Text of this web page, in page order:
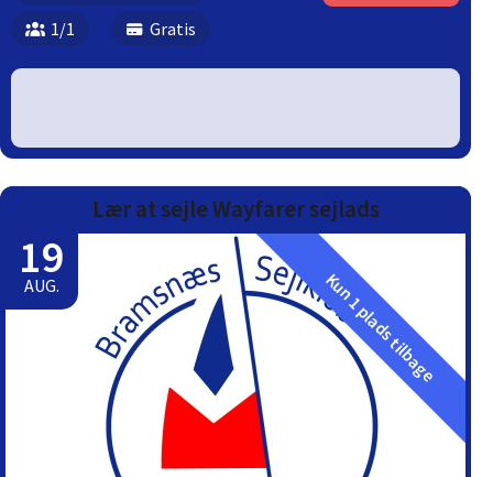
1/1
Gratis
Lær at sejle Wayfarer sejlads
19
AUG. Kun 1 plads tilbage